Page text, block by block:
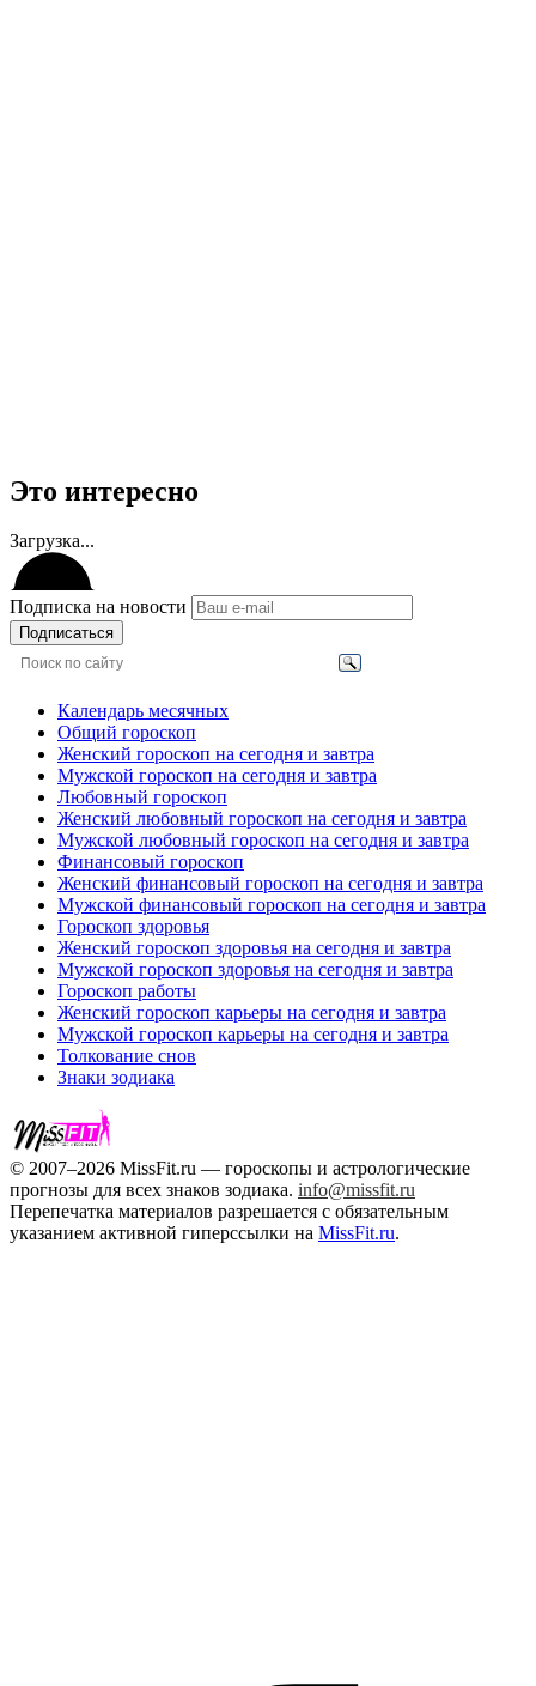
Это интересно
Загрузка...
Подписка на новости
Подписаться
Календарь месячных
Общий гороскоп
Женский гороскоп на сегодня и завтра
Мужской гороскоп на сегодня и завтра
Любовный гороскоп
Женский любовный гороскоп на сегодня и завтра
Мужской любовный гороскоп на сегодня и завтра
Финансовый гороскоп
Женский финансовый гороскоп на сегодня и завтра
Мужской финансовый гороскоп на сегодня и завтра
Гороскоп здоровья
Женский гороскоп здоровья на сегодня и завтра
Мужской гороскоп здоровья на сегодня и завтра
Гороскоп работы
Женский гороскоп карьеры на сегодня и завтра
Мужской гороскоп карьеры на сегодня и завтра
Толкование снов
Знаки зодиака
© 2007–2026 MissFit.ru — гороскопы и астрологические
прогнозы для всех знаков зодиака. info@missfit.ru
Перепечатка материалов разрешается с обязательным
указанием активной гиперссылки на MissFit.ru.